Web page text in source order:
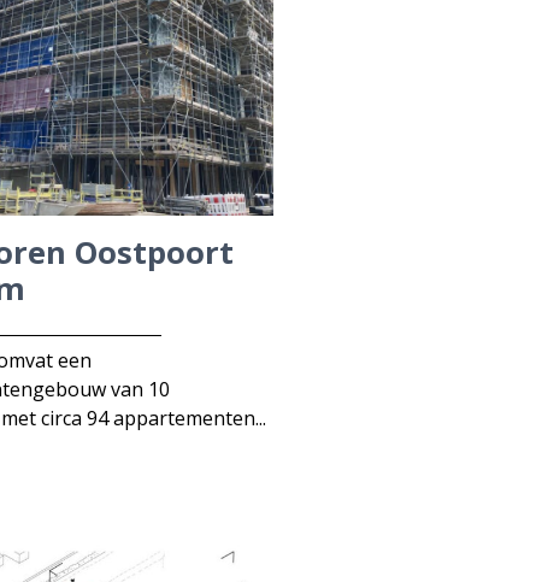
Oostpoort
een
van 10
circa 94 appartementen...